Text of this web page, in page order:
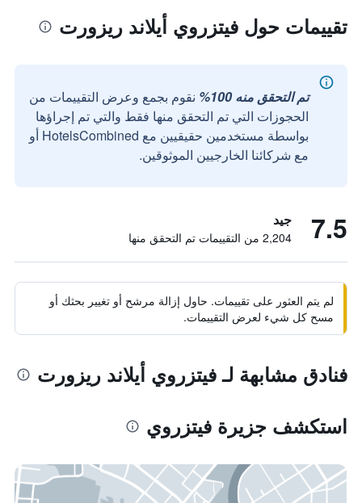
تقييمات حول فيتزروي أيلاند ريزورت
تم التحقق منه 100%
نقوم بجمع وعرض التقييمات من
الحجوزات التي تم التحقق منها فقط والتي تم إجراؤها
بواسطة مستخدمين حقيقيين مع HotelsCombined أو
مع شركائنا الخارجيين الموثوقين.
7.5 جيد
2,204 من التقييمات تم التحقق منها
لم يتم العثور على تقييمات. حاول إزالة مرشح أو تغيير بحثك أو
مسح كل شيء لعرض التقييمات.
فنادق مشابهة لـ فيتزروي أيلاند ريزورت
استكشف جزيرة فيتزروي